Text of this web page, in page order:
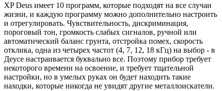
XP Deus имеет 10 программ, которые подходят на все случаи
жизни, и каждую программу можно дополнительно настроить
и отрегулировать. Чувствительность, дискриминация,
пороговый тон, громкость слабых сигналов, ручной или
автоматический баланс грунта, отстройка помех, скорость
отклика, одна из четырех частот (4, 7, 12, 18 кГц) на выбор - в
Деусе настраивается буквально все. Поэтому прибор требует
некоторого времени на освоение, и требует тщательной
настройки, но в умелых руках он будет находить такие
находки, которые никогда не увидят другие металлоискатели.